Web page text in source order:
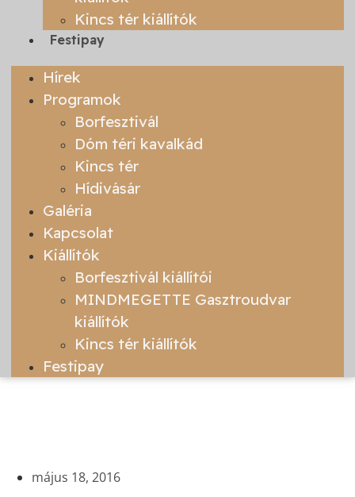
Kincs tér kiállítók
Festipay
Hírek
Programok
Borfesztivál
Dóm téri kavalkád
Kincs tér
Hídivásár
Galéria
Kapcsolat
Kiállítók
Borfesztivál kiállítói
MINDMEGETTE Gasztroudvar
kiállítók
Kincs tér kiállítók
Festipay
május 18, 2016